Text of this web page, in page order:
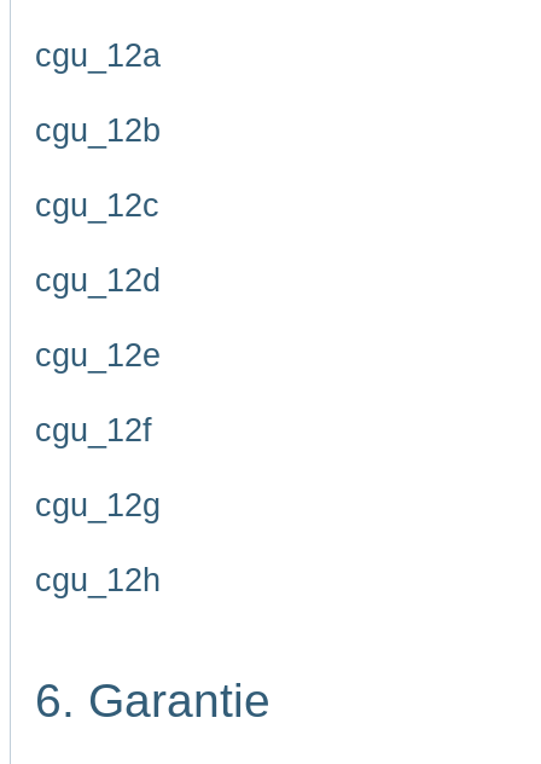
cgu_12a
cgu_12b
cgu_12c
cgu_12d
cgu_12e
cgu_12f
cgu_12g
cgu_12h
6. Garantie